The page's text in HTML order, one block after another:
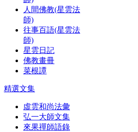
人間佛教(星雲法
師)
往事百語(星雲法
師)
星雲日記
佛教畫冊
菜根譚
精選文集
虛雲和尚法彙
弘一大師文集
來果禪師語錄